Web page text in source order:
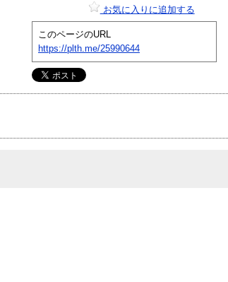
お気に入りに追加する
このページのURL
https://plth.me/25990644